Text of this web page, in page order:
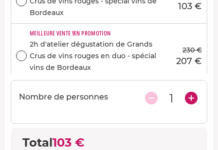
Bordeaux
103 €
MEILLEURE VENTE !EN PROMOTION
2h d'atelier dégustation de Grands
Crus de vins rouges en duo - spécial
vins de Bordeaux
230 €
207 €
Nombre de personnes 1
Total103 €